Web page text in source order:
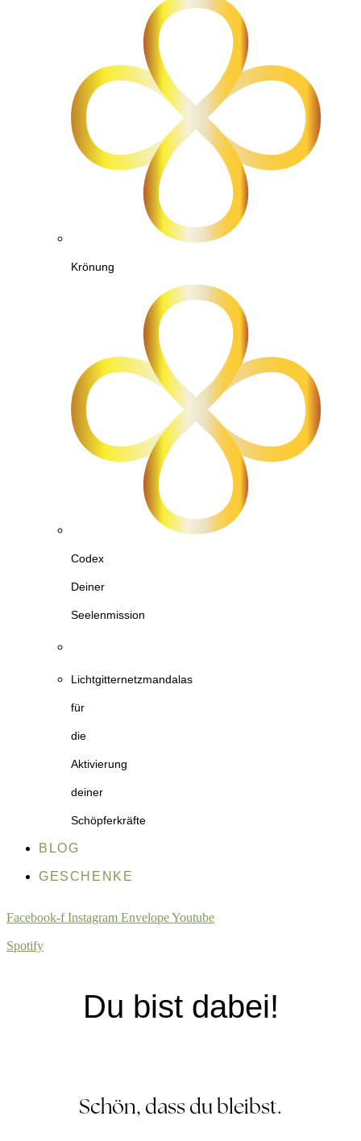
Krönung
Codex
Deiner
Seelenmission
Lichtgitternetzmandalas
für
die
Aktivierung
deiner
Schöpferkräfte
BLOG
GESCHENKE
Facebook-f Instagram EnvelopeYoutube
Spotify
Du bist dabei!
Schön, dass du bleibst.